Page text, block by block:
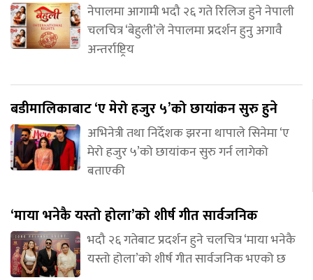
नेपालमा आगामी भदौ २६ गते रिलिज हुने नेपाली
चलचित्र ‘बेहुली’ले नेपालमा प्रदर्शन हुनु अगावै
अन्तर्राष्ट्रिय
बडीमालिकाबाट ‘ए मेरो हजुर ५’को छायांकन सुरु हुने
अभिनेत्री तथा निर्देशक झरना थापाले सिनेमा ‘ए
मेरो हजुर ५’को छायांकन सुरु गर्न लागेको
बताएकी
‘माया भनेकै यस्तो होला’को शीर्ष गीत सार्वजनिक
भदौ २६ गतेबाट प्रदर्शन हुने चलचित्र ‘माया भनेकै
यस्तो होला’को शीर्ष गीत सार्वजनिक भएको छ